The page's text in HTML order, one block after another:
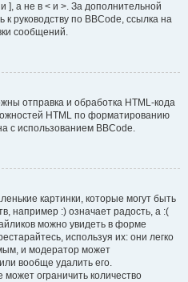
], а не в < и >. За дополнительной
руководству по BBCode, ссылка на
сообщений.
отправка и обработка HTML-кода
HTML по форматированию
с использованием BBCode.
картинки, которые могут быть
например :) означает радость, а :(
можно увидеть в форме
используя их: они легко
и модератор может
вообще удалить его.
ограничить количество